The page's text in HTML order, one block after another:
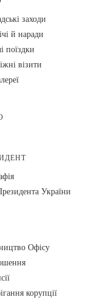
заходи
й наради
поїздки
візити
України
Офісу
корупції